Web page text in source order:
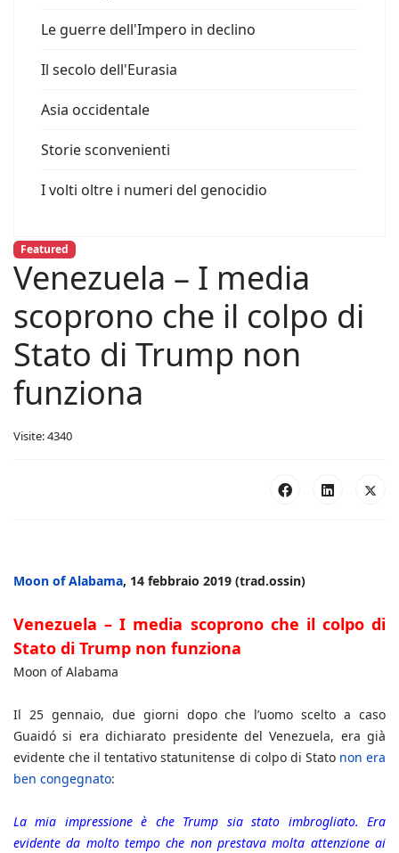
Le guerre dell'Impero in declino
Il secolo dell'Eurasia
Asia occidentale
Storie sconvenienti
I volti oltre i numeri del genocidio
Featured
Venezuela – I media
scoprono che il colpo di
Stato di Trump non
funziona
Visite: 4340
Moon of Alabama, 14 febbraio 2019 (trad.ossin)
Venezuela – I media scoprono che il colpo di
Stato di Trump non funziona
Moon of Alabama
Il 25 gennaio, due giorni dopo che l’uomo scelto a caso
Guaidó si era dichiarato presidente del Venezuela, era già
evidente che il tentativo statunitense di colpo di Stato non era
ben congegnato:
La mia impressione è che Trump sia stato imbrogliato. Era
evidente da molto tempo che non prestava molta attenzione ai